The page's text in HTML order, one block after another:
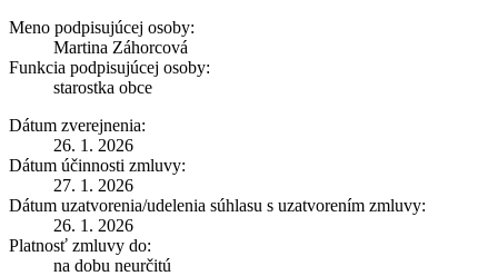
Meno podpisujúcej osoby:
Martina Záhorcová
Funkcia podpisujúcej osoby:
starostka obce
Dátum zverejnenia:
26. 1. 2026
Dátum účinnosti zmluvy:
27. 1. 2026
Dátum uzatvorenia/udelenia súhlasu s uzatvorením zmluvy:
26. 1. 2026
Platnosť zmluvy do:
na dobu neurčitú